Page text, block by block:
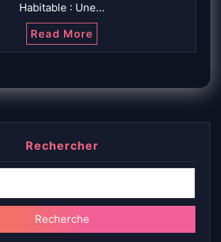
Habitable : Une…
Read More
Rechercher
Recherche